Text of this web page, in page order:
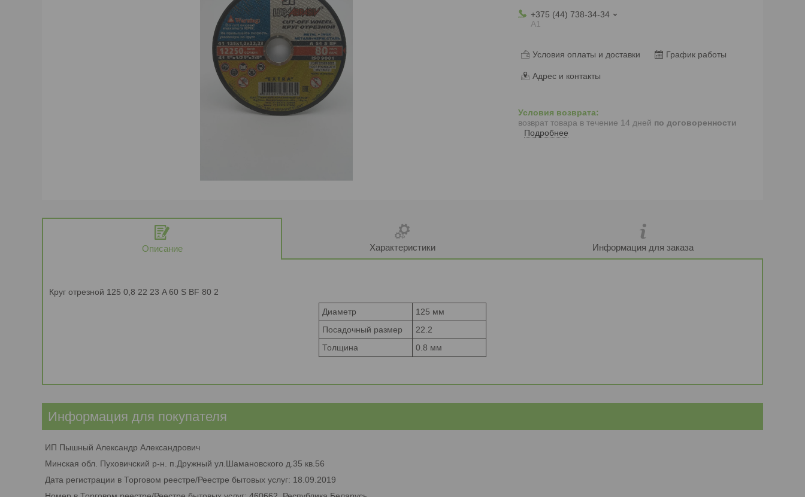
+375 (44) 738-34-34
А1
Условия оплаты и доставки График работы
Адрес и контакты
возврат товара в течение 14 дней по договоренности
Подробнее
Описание Характеристики Информация для заказа
Круг отрезной 125 0,8 22 23 A 60 S BF 80 2
Диаметр
125 мм
Посадочный размер
22.2
Толщина
0.8 мм
Информация для покупателя
ИП Пышный Александр Александрович
Минская обл. Пуховичский р-н. п.Дружный ул.Шамановского д.35 кв.56
Дата регистрации в Торговом реестре/Реестре бытовых услуг: 18.09.2019